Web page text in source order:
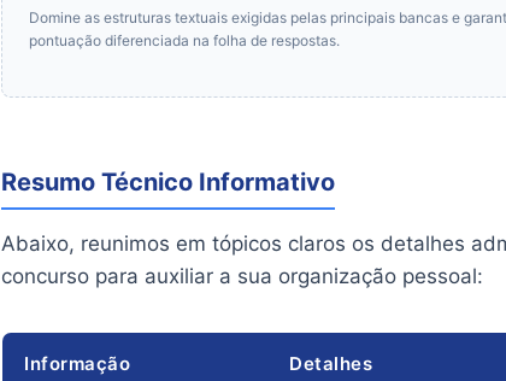
Domine as estruturas textuais exigidas pelas principais bancas e
pontuação diferenciada na folha de respostas.
Resumo Técnico Informativo
Abaixo, reunimos em tópicos claros os detalhes
concurso para auxiliar a sua organização pessoal:
Informação Detalhes